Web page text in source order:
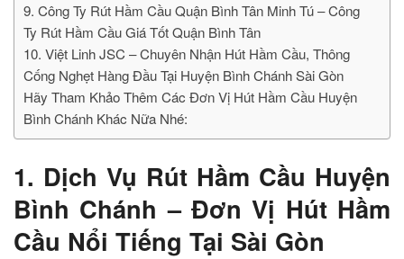
9. Công Ty Rút Hầm Cầu Quận Bình Tân Minh Tú – Công
Ty Rút Hầm Cầu Giá Tốt Quận Bình Tân
10. Việt Linh JSC – Chuyên Nhận Hút Hầm Cầu, Thông
Cống Nghẹt Hàng Đầu Tại Huyện Bình Chánh Sài Gòn
Hãy Tham Khảo Thêm Các Đơn Vị Hút Hầm Cầu Huyện
Bình Chánh Khác Nữa Nhé:
1. Dịch Vụ Rút Hầm Cầu Huyện
Bình Chánh – Đơn Vị Hút Hầm
Cầu Nổi Tiếng Tại Sài Gòn